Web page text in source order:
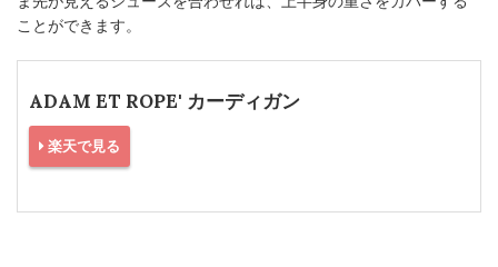
ことができます。
ADAM ET ROPE' カーディガン
楽天で見る